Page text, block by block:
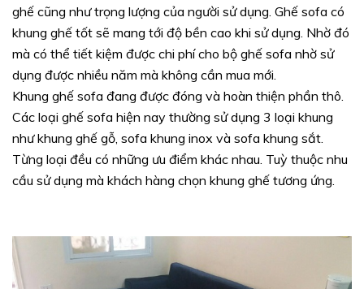
ghế cũng như trọng lượng của người sử dụng. Ghế sofa có
khung ghế tốt sẽ mang tới độ bền cao khi sử dụng. Nhờ đó
mà có thể tiết kiệm được chi phí cho bộ ghế sofa nhờ sử
dụng được nhiều năm mà không cần mua mới.
Khung ghế sofa đang được đóng và hoàn thiện phần thô.
Các loại ghế sofa hiện nay thường sử dụng 3 loại khung
như khung ghế gỗ, sofa khung inox và sofa khung sắt.
Từng loại đều có những ưu điểm khác nhau. Tuỳ thuộc nhu
cầu sử dụng mà khách hàng chọn khung ghế tương ứng.